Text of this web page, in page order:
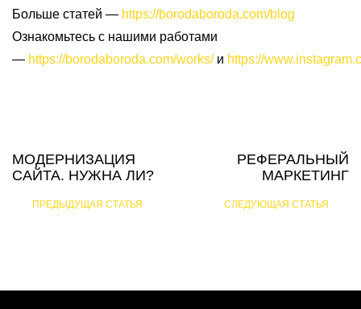
Больше статей — https://borodaboroda.com/blog
Ознакомьтесь с нашими работами
— https://borodaboroda.com/works/и https://
МОДЕРНИЗАЦИЯ
САЙТА. НУЖНА ЛИ?
ПРЕДЫДУЩАЯ СТАТЬЯ
РЕФЕРАЛЬНЫЙ
МАРКЕТИНГ
СЛЕДУЮЩАЯ СТАТЬЯ